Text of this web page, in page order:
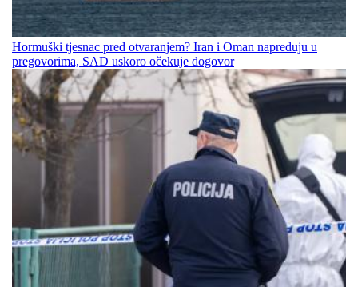
Hormuški tjesnac pred otvaranjem? Iran i Oman napreduju u
pregovorima, SAD uskoro očekuje dogovor